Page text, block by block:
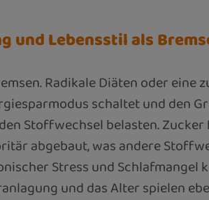
und Lebensstil als
Radikale Diäten oder
schaltet und den
Stoffwechsel belasten.
abgebaut, was andere
Stress und
und das Alter spielen